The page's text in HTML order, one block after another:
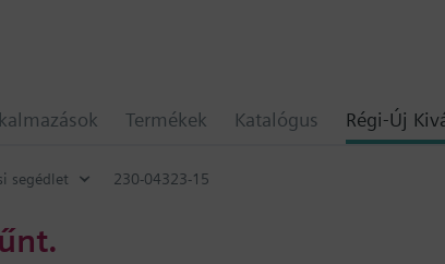
Termékek Katalógus Régi-Új
segédlet 230-04323-15